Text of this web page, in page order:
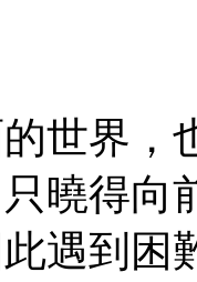
界，
曉得向
遇到困